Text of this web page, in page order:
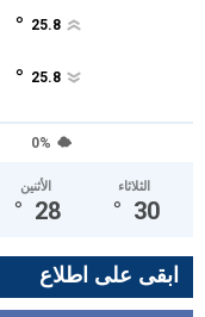
25.8
°
25.8
°
0%
الأثنين
28
°
الثلاثاء
30
°
ابقى على اطلاع